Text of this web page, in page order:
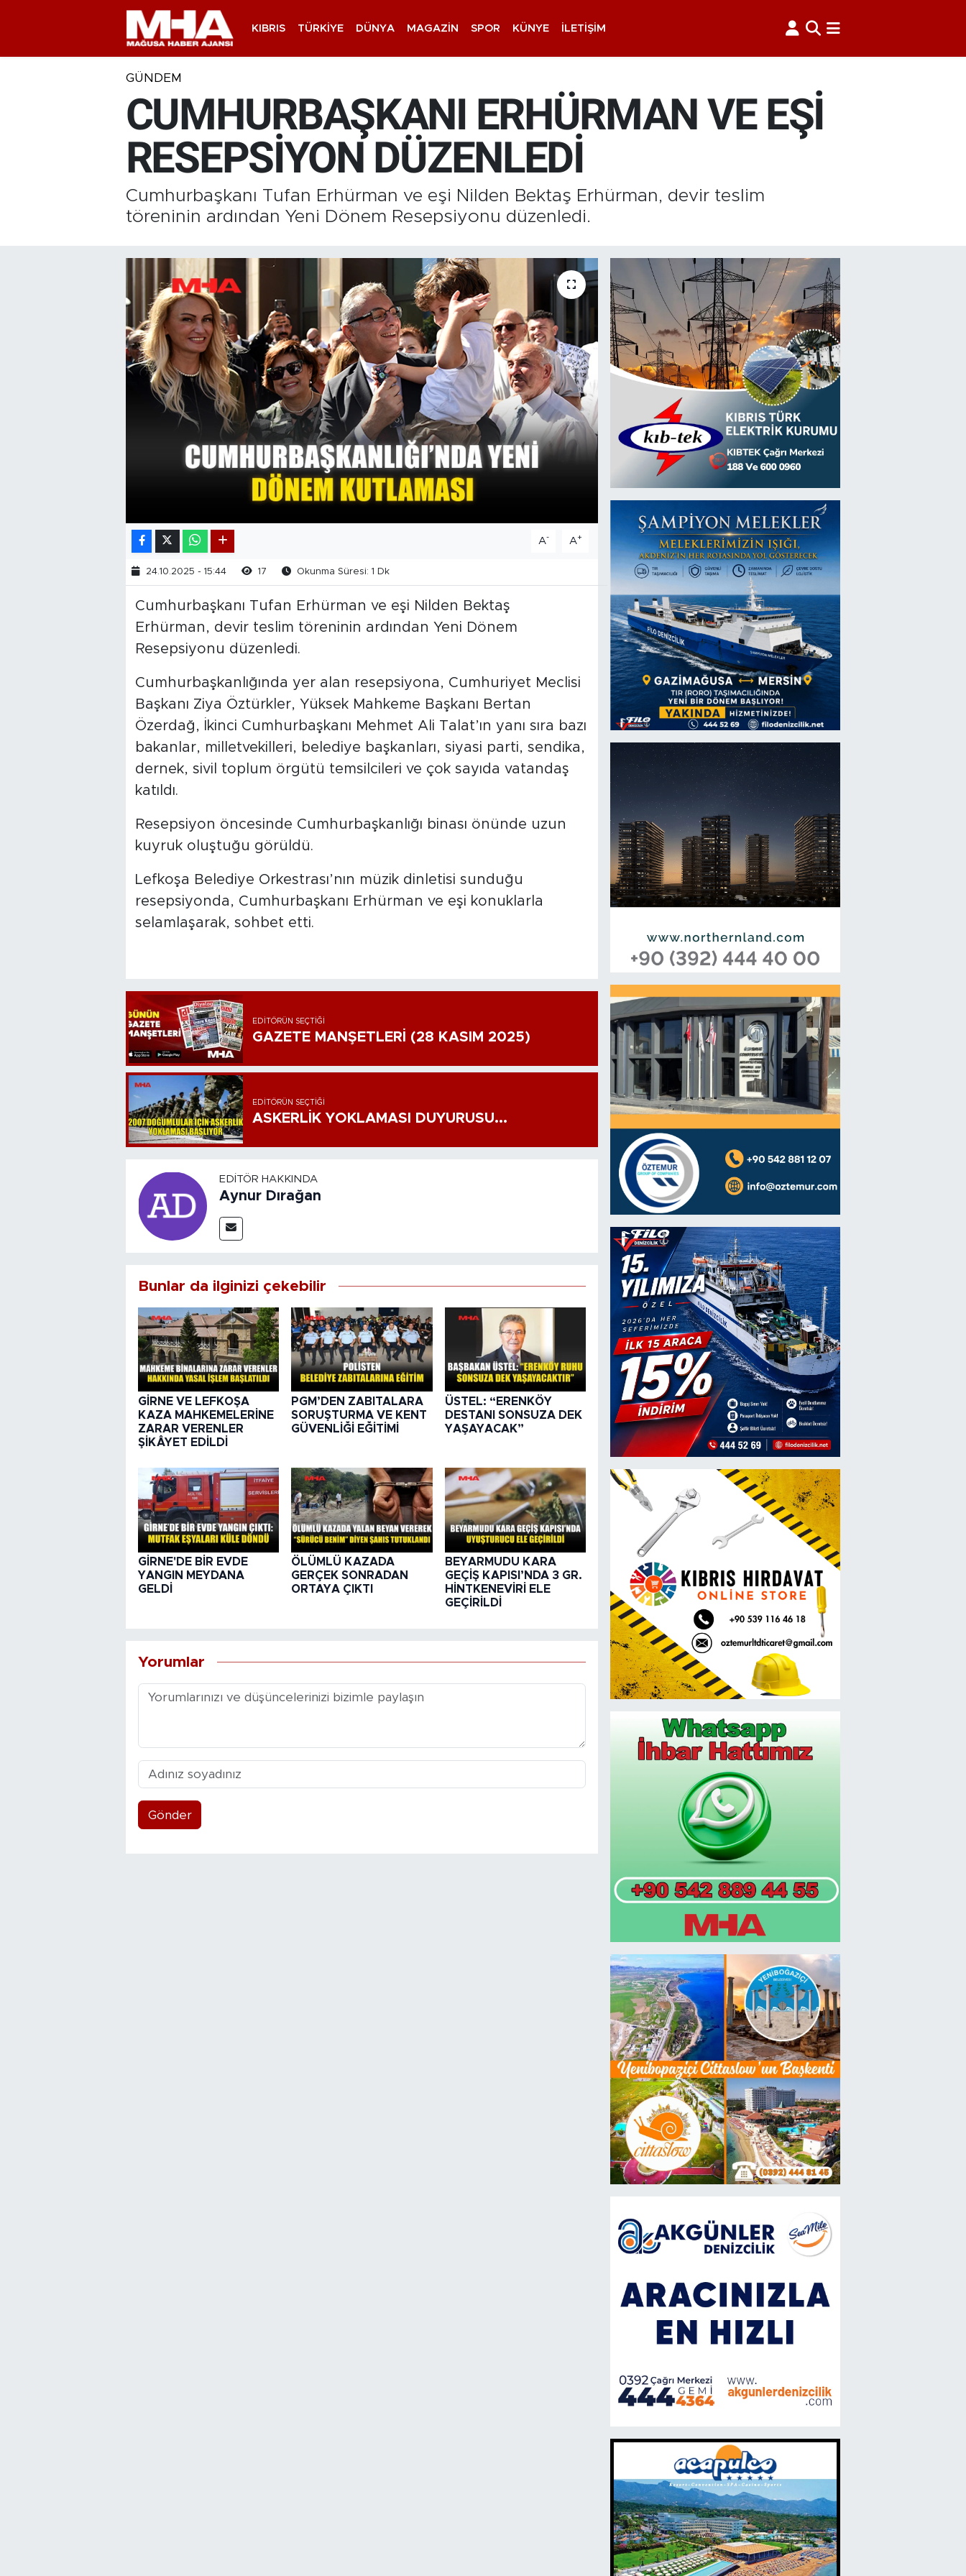
KIBRIS TÜRKIYE DÜNYA MAGAZIN SPOR KÜNYE İLETIŞIM
GÜNDEM
CUMHURBAŞKANI ERHÜRMAN VE EŞİ
RESEPSİYON DÜZENLEDİ
Cumhurbaşkanı Tufan Erhürman ve eşi Nilden Bektaş Erhürman, devir teslim
töreninin ardından Yeni Dönem Resepsiyonu düzenledi.
A- A+
24.10.2025 - 15:44 17 Okunma Süresi: 1 Dk
Cumhurbaşkanı Tufan Erhürman ve eşi Nilden Bektaş
Erhürman, devir teslim töreninin ardından Yeni Dönem
Resepsiyonu düzenledi.
Cumhurbaşkanlığında yer alan resepsiyona, Cumhuriyet Meclisi
Başkanı Ziya Öztürkler, Yüksek Mahkeme Başkanı Bertan
Özerdağ, İkinci Cumhurbaşkanı Mehmet Ali Talat’ın yanı sıra bazı
bakanlar, milletvekilleri, belediye başkanları, siyasi parti, sendika,
dernek, sivil toplum örgütü temsilcileri ve çok sayıda vatandaş
katıldı.
Resepsiyon öncesinde Cumhurbaşkanlığı binası önünde uzun
kuyruk oluştuğu görüldü.
Lefkoşa Belediye Orkestrası’nın müzik dinletisi sunduğu
resepsiyonda, Cumhurbaşkanı Erhürman ve eşi konuklarla
selamlaşarak, sohbet etti.
EDITÖRÜN SEÇTIĞI
GAZETE MANŞETLERİ (28 KASIM 2025)
EDITÖRÜN SEÇTIĞI
ASKERLİK YOKLAMASI DUYURUSU...
EDITÖR HAKKINDA
Aynur Dırağan
Bunlar da ilginizi çekebilir
GİRNE VE LEFKOŞA
KAZA MAHKEMELERİNE
ZARAR VERENLER
ŞİKÂYET EDİLDİ
PGM’DEN ZABITALARA
SORUŞTURMA VE KENT
GÜVENLİĞİ EĞİTİMİ
ÜSTEL: “ERENKÖY
DESTANI SONSUZA DEK
YAŞAYACAK”
GİRNE'DE BİR EVDE
YANGIN MEYDANA
GELDİ
ÖLÜMLÜ KAZADA
GERÇEK SONRADAN
ORTAYA ÇIKTI
BEYARMUDU KARA
GEÇİŞ KAPISI’NDA 3 GR.
HİNTKENEVİRİ ELE
GEÇİRİLDİ
Yorumlar
Gönder